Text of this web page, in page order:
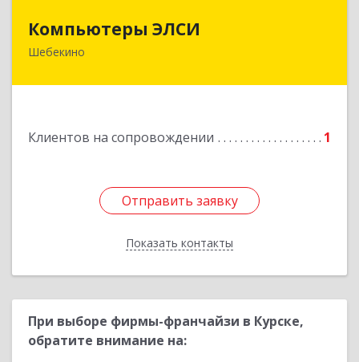
Компьютеры ЭЛСИ
Шебекино
Клиентов на сопровождении 1
Отправить заявку
Показать контакты
Отправить заявку
Назад
При выборе фирмы-франчайзи в Курске,
обратите внимание на: